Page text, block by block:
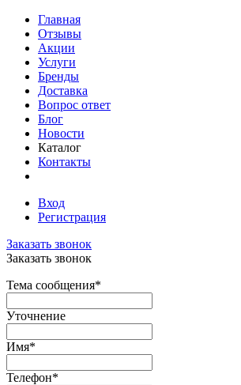
Главная
Отзывы
Акции
Услуги
Бренды
Доставка
Вопрос ответ
Блог
Новости
Каталог
Контакты
Вход
Регистрация
Заказать звонок
Заказать звонок
Тема сообщения*
Уточнение
Имя*
Телефон*